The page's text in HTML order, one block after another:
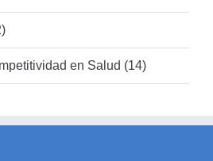
en Salud (14)